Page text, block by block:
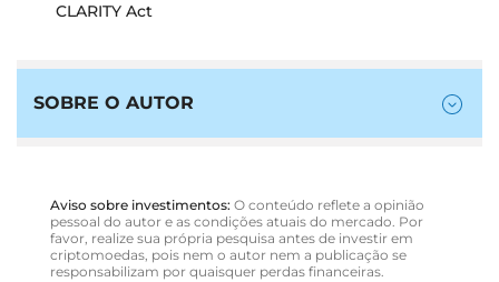
CLARITY Act
SOBRE O AUTOR
Aviso sobre investimentos: O conteúdo reflete a opinião
pessoal do autor e as condições atuais do mercado. Por
favor, realize sua própria pesquisa antes de investir em
criptomoedas, pois nem o autor nem a publicação se
responsabilizam por quaisquer perdas financeiras.